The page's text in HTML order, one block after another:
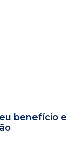
benefício e